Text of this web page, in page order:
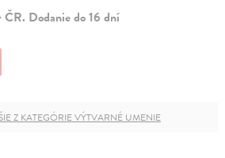
Dodanie do 16 dní
Z KATEGÓRIE VÝTVARNÉ UMENIE